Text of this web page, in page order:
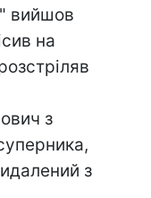
вийшов
на
з
з